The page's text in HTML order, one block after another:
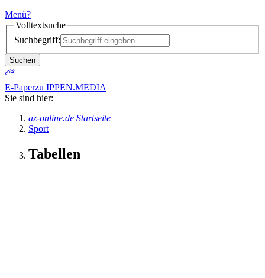
Menü?
Volltextsuche
Suchbegriff:
Suchen
⛅
E-Paperzu IPPEN.MEDIA
Sie sind hier:
az-online.de Startseite
Sport
Tabellen